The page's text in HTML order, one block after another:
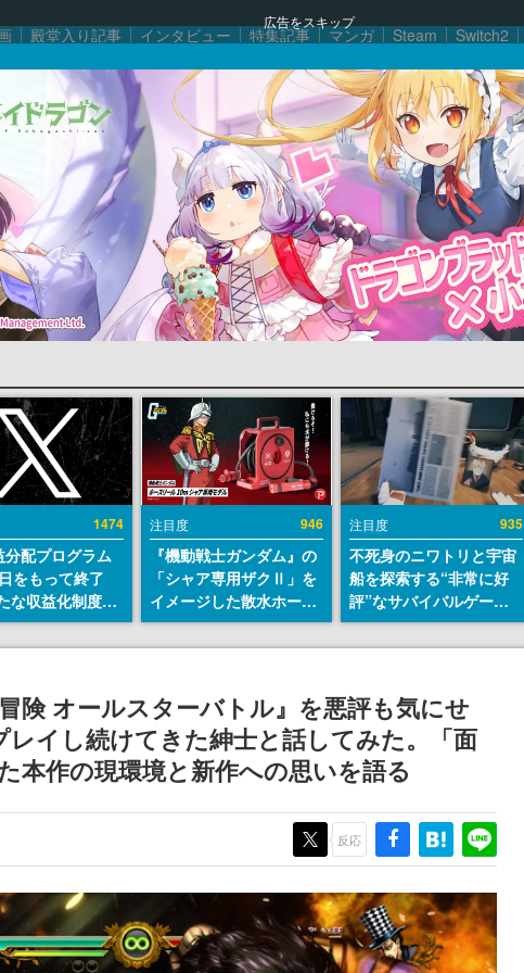
広告をスキップ
殿堂入り記事 インタビュー 特集記事 マンガ Steam Switch2
1474
分配プログラム
をもって終了
な収益化制度
Content
Program」を
注目度 946
『機動戦士ガンダム』の
「シャア専用ザクⅡ」を
イメージした散水ホース
リールが予約開始。本体
にはシャアのパーソナル
エンブレム、型式番号な
どを配置
注目度 935
不死身のニワトリと宇宙
船を探索する“非常に好
評”なサバイバルゲーム
『Breathedge』が無料
で配布中。入手できる期
険 オールスターバトル』を悪評も気にせ
レイし続けてきた紳士と話してみた。「面
本作の現環境と新作への思いを語る
反応